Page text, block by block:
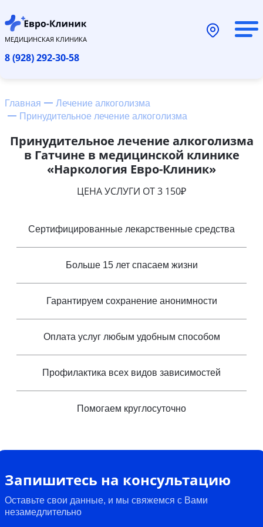
МЕДИЦИНСКАЯ КЛИНИКА
8 (928) 292-30-58
Главная
Лечение алкоголизма
Принудительное лечение алкоголизма
Принудительное лечение алкоголизма
в Гатчине в медицинской клинике
«Наркология Евро-Клиник»
ЦЕНА УСЛУГИ ОТ 3 150₽
Сертифицированные лекарственные средства
Больше 15 лет спасаем жизни
Гарантируем сохранение анонимности
Оплата услуг любым удобным способом
Профилактика всех видов зависимостей
Помогаем круглосуточно
Запишитесь на консультацию
Оставьте свои данные, и мы свяжемся с Вами
незамедлительно